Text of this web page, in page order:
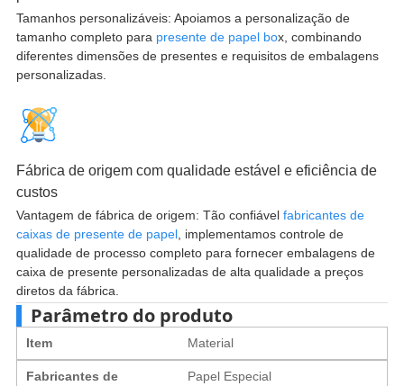
Tamanhos personalizáveis: Apoiamos a personalização de
tamanho completo para presente de papel box, combinando
diferentes dimensões de presentes e requisitos de embalagens
personalizadas.
Fábrica de origem com qualidade estável e eficiência de
custos
Vantagem de fábrica de origem: Tão confiável fabricantes de
caixas de presente de papel, implementamos controle de
qualidade de processo completo para fornecer embalagens de
caixa de presente personalizadas de alta qualidade a preços
diretos da fábrica.
Parâmetro do produto
Item Material
Fabricantes de
Papel Especial